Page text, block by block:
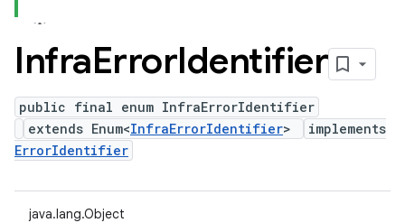
InfraErrorIdentifier
public final enum InfraErrorIdentifier
extends Enum<InfraErrorIdentifier>
implements
ErrorIdentifier
java.lang.Object